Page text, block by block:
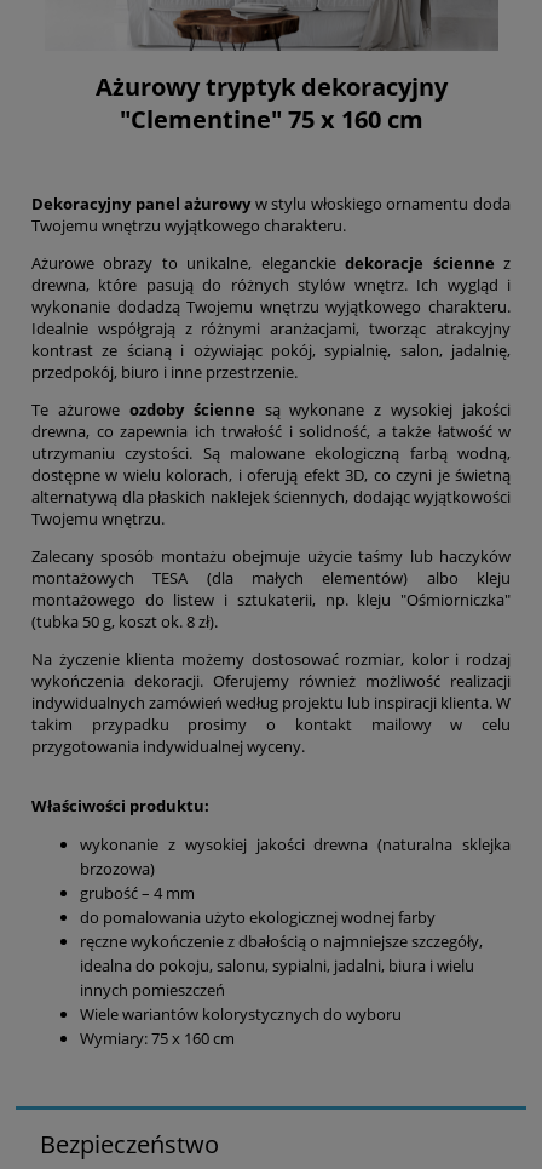
Ażurowy tryptyk dekoracyjny
"Clementine" 75 x 160 cm
Dekoracyjny panel ażurowyw stylu włoskiego ornamentu doda
Twojemu wnętrzu wyjątkowego charakteru.
Ażurowe obrazy to unikalne, eleganckiedekoracje ścienne z
drewna, które pasują do różnych stylów wnętrz. Ich wygląd i
wykonanie dodadzą Twojemu wnętrzu wyjątkowego charakteru.
Idealnie współgrają z różnymi aranżacjami, tworząc atrakcyjny
kontrast ze ścianą i ożywiając pokój, sypialnię, salon, jadalnię,
przedpokój, biuro i inne przestrzenie.
Te ażurowe ozdoby ścienne są wykonane z wysokiej jakości
drewna, co zapewnia ich trwałość i solidność, a także łatwość w
utrzymaniu czystości. Są malowane ekologiczną farbą wodną,
dostępne w wielu kolorach, i oferują efekt 3D, co czyni je świetną
alternatywą dla płaskich naklejek ściennych, dodając wyjątkowości
Twojemu wnętrzu.
Zalecany sposób montażu obejmuje użycie taśmy lub haczyków
montażowych TESA (dla małych elementów) albo kleju
montażowego do listew i sztukaterii, np. kleju "Ośmiorniczka"
(tubka 50 g, koszt ok. 8 zł).
Na życzenie klienta możemy dostosować rozmiar, kolor i rodzaj
wykończenia dekoracji. Oferujemy również możliwość realizacji
indywidualnych zamówień według projektu lub inspiracji klienta. W
takim przypadku prosimy o kontakt mailowy w celu
przygotowania indywidualnej wyceny.
Właściwości produktu:
wykonanie z wysokiej jakości drewna (naturalna sklejka
brzozowa)
grubość – 4 mm
do pomalowania użyto ekologicznej wodnej farby
ręczne wykończenie z dbałością o najmniejsze szczegóły,
idealna do pokoju, salonu, sypialni, jadalni, biura i wielu
innych pomieszczeń
Wiele wariantów kolorystycznych do wyboru
Wymiary: 75 x 160 cm
Bezpieczeństwo